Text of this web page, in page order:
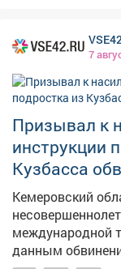
женщин,
требования
физическое
предъявлено
меру пресечения
Следователи
7
Призывал к
инструкции
Кузбасса
Кемеровский
международной
данным